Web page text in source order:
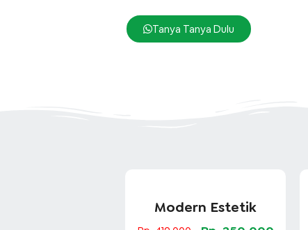
Tanya Tanya Dulu
Modern Estetik